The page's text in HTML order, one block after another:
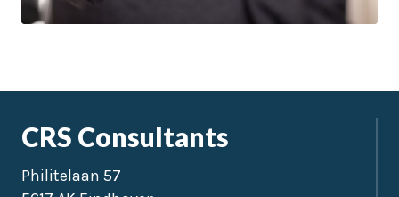
CRS Consultants
Philitelaan 57